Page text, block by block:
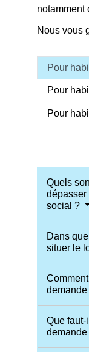
notamment
Nous vous
Pour
Pour
Pour
Quels
dépasser
social ?
Dans
situer le
Que